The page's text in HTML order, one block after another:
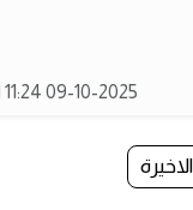
09-10-2025 11:24 PM
الاخيرة